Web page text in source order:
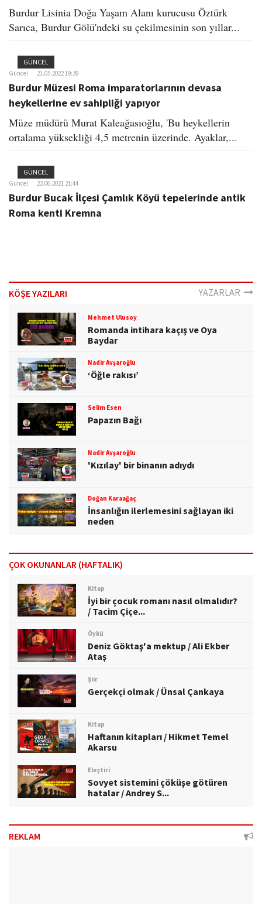
Burdur Lisinia Doğa Yaşam Alanı kurucusu Öztürk
Sarıca, Burdur Gölü'ndeki su çekilmesinin son yıllar...
GÜNCEL
Güncel 21.05.2022 19:39
Burdur Müzesi Roma imparatorlarının devasa
heykellerine ev sahipliği yapıyor
Müze müdürü Murat Kaleağasıoğlu, 'Bu heykellerin
ortalama yüksekliği 4,5 metrenin üzerinde. Ayaklar,...
GÜNCEL
Güncel 22.06.2021 21:44
Burdur Bucak İlçesi Çamlık Köyü tepelerinde antik
Roma kenti Kremna
KÖŞE YAZILARI YAZARLAR
Mehmet Ulusoy
Romanda intihara kaçış ve Oya
Baydar
Nadir Avşaroğlu
‘Öğle rakısı’
Selim Esen
Papazın Bağı
Nadir Avşaroğlu
'Kızılay' bir binanın adıydı
Doğan Karaağaç
İnsanlığın ilerlemesini sağlayan iki
neden
ÇOK OKUNANLAR (HAFTALIK)
Kitap
İyi bir çocuk romanı nasıl olmalıdır?
/ Tacim Çiçe...
Öykü
Deniz Göktaş'a mektup / Ali Ekber
Ataş
Şiir
Gerçekçi olmak / Ünsal Çankaya
Kitap
Haftanın kitapları / Hikmet Temel
Akarsu
Eleştiri
Sovyet sistemini çöküşe götüren
hatalar / Andrey S...
REKLAM